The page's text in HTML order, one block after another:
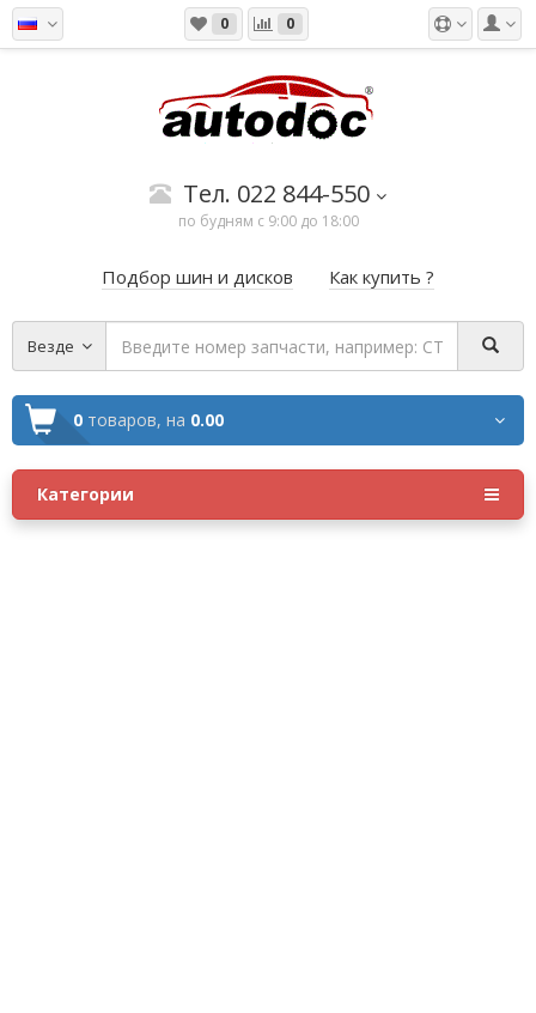
0 0
Тел. 022 844-550
по будням с 9:00 до 18:00
Подбор шин и дисков Как купить ?
Везде
0 товаров, на 0.00
Категории